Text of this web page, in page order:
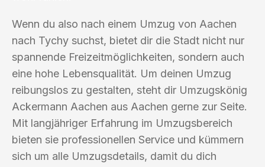
Wenn du also nach einem Umzug von Aachen
nach Tychy suchst, bietet dir die Stadt nicht nur
spannende Freizeitmöglichkeiten, sondern auch
eine hohe Lebensqualität. Um deinen Umzug
reibungslos zu gestalten, steht dir Umzugskönig
Ackermann Aachen aus Aachen gerne zur Seite.
Mit langjähriger Erfahrung im Umzugsbereich
bieten sie professionellen Service und kümmern
sich um alle Umzugsdetails, damit du dich